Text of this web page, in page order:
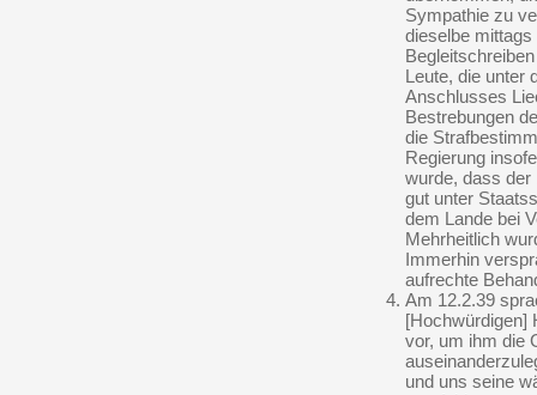
Sympathie zu
dieselbe
Leute, die unter
Anschlusses
Bestrebungen
die
Regierung
wurde, dass der
gut unter
dem Lande bei
Mehrheitlich
Immerhin
aufrechte
Am 12.2.39
[Hochwürdigen]
vor, um ihm die
und uns seine